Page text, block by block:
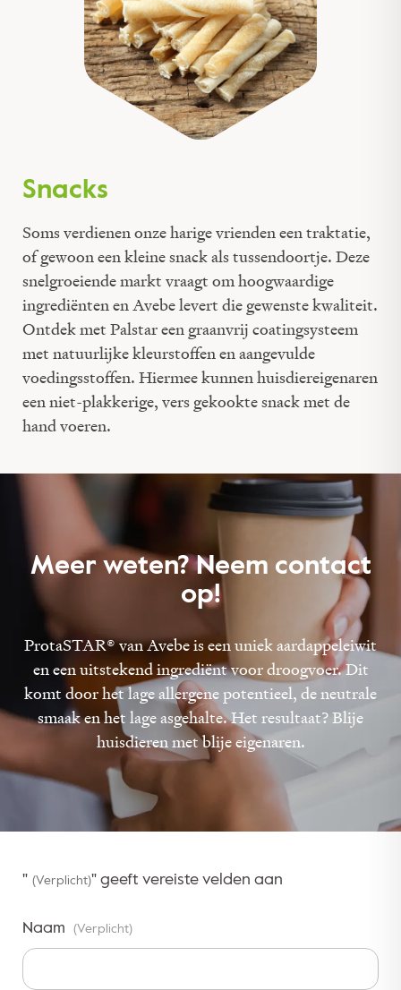
Snacks
Soms verdienen onze harige vrienden een traktatie,
of gewoon een kleine snack als tussendoortje. Deze
snelgroeiende markt vraagt om hoogwaardige
ingrediënten en Avebe levert die gewenste kwaliteit.
Ontdek met Palstar een graanvrij coatingsysteem
met natuurlijke kleurstoffen en aangevulde
voedingsstoffen. Hiermee kunnen huisdiereigenaren
een niet-plakkerige, vers gekookte snack met de
hand voeren.
Meer weten? Neem contact
op!
ProtaSTAR® van Avebe is een uniek aardappeleiwit
en een uitstekend ingrediënt voor droogvoer. Dit
komt door het lage allergene potentieel, de neutrale
smaak en het lage asgehalte. Het resultaat? Blije
huisdieren met blije eigenaren.
" (Verplicht)" geeft vereiste velden aan
Naam (Verplicht)